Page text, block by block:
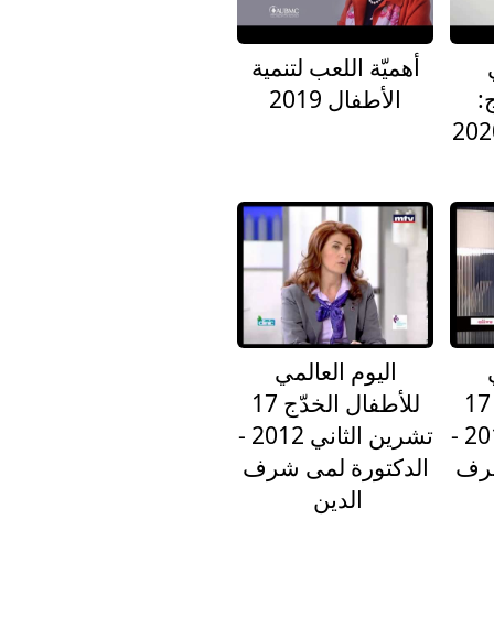
أهميّة اللعب لتنمية
الأطفال 2019
للأطفال الخدّج 17
تشرين الثاني 2014 -
اليوم العالمي
للأطفال الخدّج 17
تشرين الثاني 2012 -
الدكتورة لمى شرف
الدين